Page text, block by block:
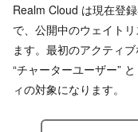
Realm Cloud は現在登
で、公開中のウェイト
ます。最初のアクティ
“チャーターユーザー”
ィの対象になります。